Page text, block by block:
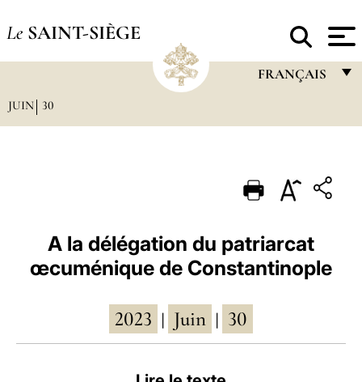
Le SAINT-SIÈGE
FRANÇAIS
PORTUGUÊS
ESPAÑOL
DEUTSCH
JUIN 30
A la délégation du patriarcat
œcuménique de Constantinople
2023 Juin 30